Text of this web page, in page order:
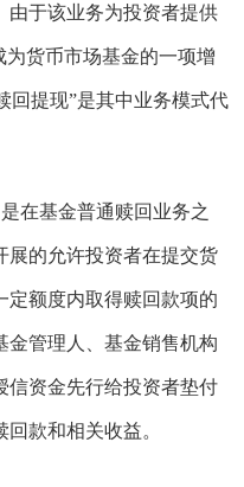
由于该业务为投资者提供
为货币市场基金的一项增
回提现”是其中业务模式代
在基金普通赎回业务之
展的允许投资者在提交货
定额度内取得赎回款项的
金管理人、基金销售机构
信资金先行给投资者垫付
款和相关收益。